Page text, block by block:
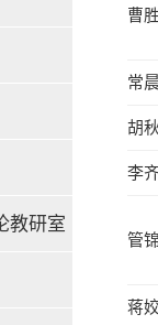
教研室
曹
常
胡
李
管
蒋